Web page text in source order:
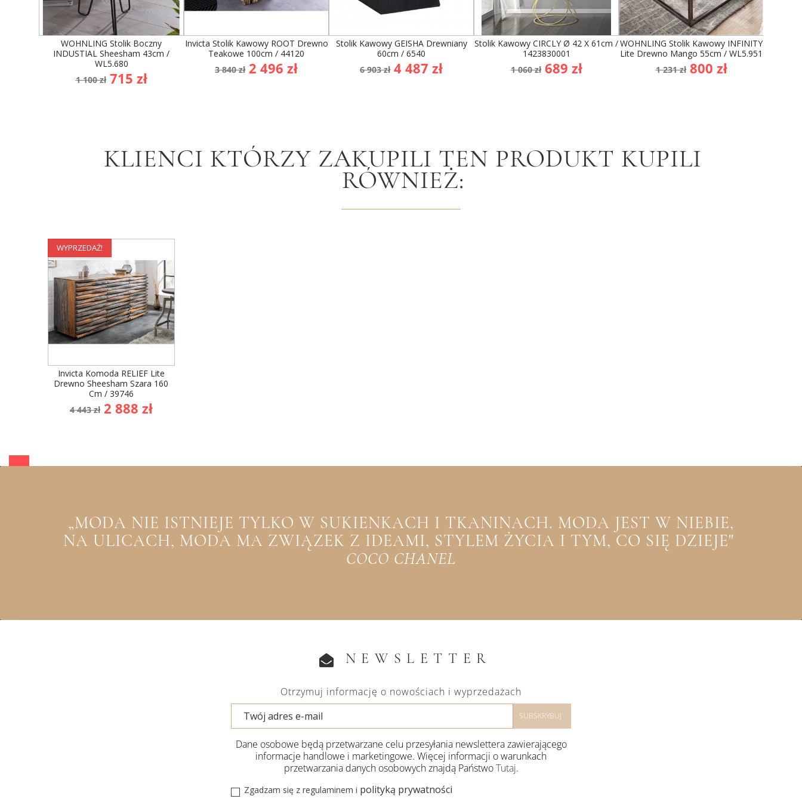
WOHNLING Stolik Boczny
INDUSTIAL Sheesham 43cm /
WL5.680
Cena
podstawowa
1 100 zł Cena
715 zł
Invicta Stolik Kawowy ROOT Drewno
Teakowe 100cm / 44120
Cena
podstawowa
3 840 zł Cena
2 496 zł
Stolik Kawowy GEISHA Drewniany
60cm / 6540
Cena
podstawowa
6 903 zł Cena
4 487 zł
Stolik Kawowy CIRCLY Ø 42 X 61cm /
1423830001
Cena
podstawowa
1 060 zł Cena
689 zł
WOHNLING Stolik Kawowy INFINITY
Lite Drewno Mango 55cm / WL5.951
Cena
podstawowa
1 231 zł Cena
800 zł
KLIENCI KTÓRZY ZAKUPILI TEN PRODUKT KUPILI
RÓWNIEŻ:
WYPRZEDAŻ!
Invicta Komoda RELIEF Lite
Drewno Sheesham Szara 160
Cm / 39746
Cena
podstawowa
4 443 zł Cena
2 888 zł
„MODA NIE ISTNIEJE TYLKO W SUKIENKACH I TKANINACH. MODA JEST W NIEBIE,
NA ULICACH, MODA MA ZWIĄZEK Z IDEAMI, STYLEM ŻYCIA I TYM, CO SIĘ DZIEJE"
COCO CHANEL
NEWSLETTER
Otrzymuj informację o nowościach i wyprzedażach
Dane osobowe będą przetwarzane celu przesyłania newslettera zawierającego
informacje handlowe i marketingowe. Więcej informacji o warunkach
przetwarzania danych osobowych znajdą PaństwoTutaj.
Zgadzam się z regulaminem i polityką prywatności